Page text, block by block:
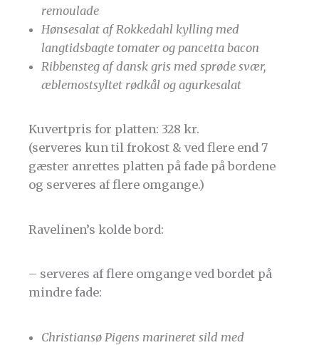
remoulade
Hønsesalat af Rokkedahl kylling med
langtidsbagte tomater og pancetta bacon
Ribbensteg af dansk gris med sprøde svær,
æblemostsyltet rødkål og agurkesalat
Kuvertpris for platten: 328 kr.
(serveres kun til frokost & ved flere end 7
gæster anrettes platten på fade på bordene
og serveres af flere omgange.)
Ravelinen’s kolde bord:
– serveres af flere omgange ved bordet på
mindre fade:
Christiansø Pigens marineret sild med